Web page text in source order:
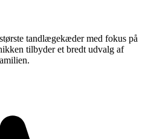
tandlægekæder med fokus på
tilbyder et bredt udvalg af